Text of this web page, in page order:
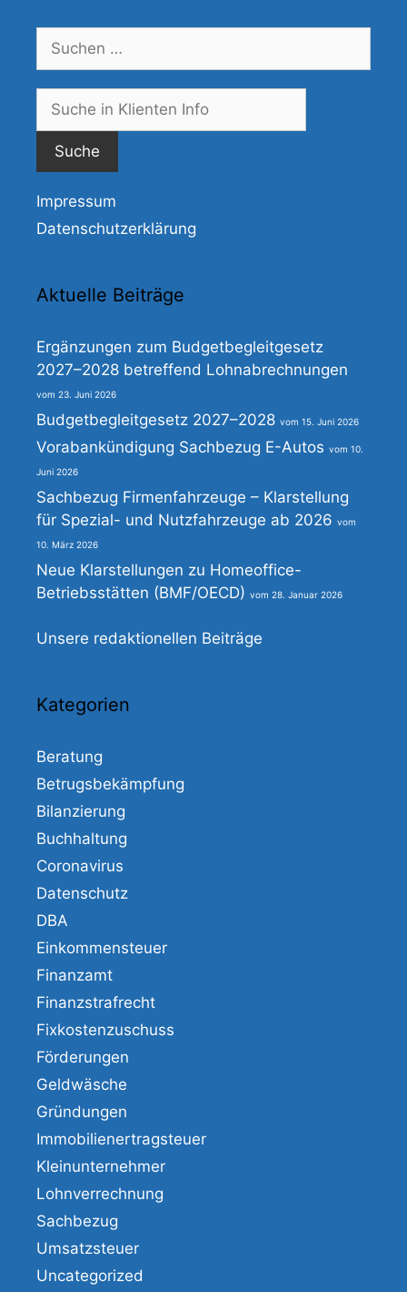
Suchen
nach:
Impressum
Datenschutzerklärung
Aktuelle Beiträge
Ergänzungen zum Budgetbegleitgesetz
2027–2028 betreffend Lohnabrechnungen
23. Juni 2026
Budgetbegleitgesetz 2027–2028 15. Juni 2026
Vorabankündigung Sachbezug E-Autos 10.
Juni 2026
Sachbezug Firmenfahrzeuge – Klarstellung
für Spezial- und Nutzfahrzeuge ab 2026
10. März 2026
Neue Klarstellungen zu Homeoffice-
Betriebsstätten (BMF/OECD)
28. Januar 2026
Unsere redaktionellen Beiträge
Kategorien
Beratung
Betrugsbekämpfung
Bilanzierung
Buchhaltung
Coronavirus
Datenschutz
DBA
Einkommensteuer
Finanzamt
Finanzstrafrecht
Fixkostenzuschuss
Förderungen
Geldwäsche
Gründungen
Immobilienertragsteuer
Kleinunternehmer
Lohnverrechnung
Sachbezug
Umsatzsteuer
Uncategorized